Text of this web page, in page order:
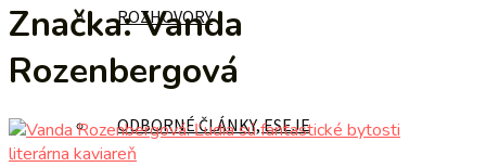
ROZHOVORY
ODBORNÉ ČLÁNKY, ESEJE
Značka:Vanda
Rozenbergová
literárna kaviareň